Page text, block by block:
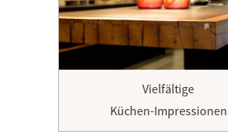
Vielfältige
Küchen-Impressionen